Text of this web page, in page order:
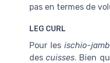
pas en termes de
LEG CURL
Pour les ischio-
descuisses. Bien